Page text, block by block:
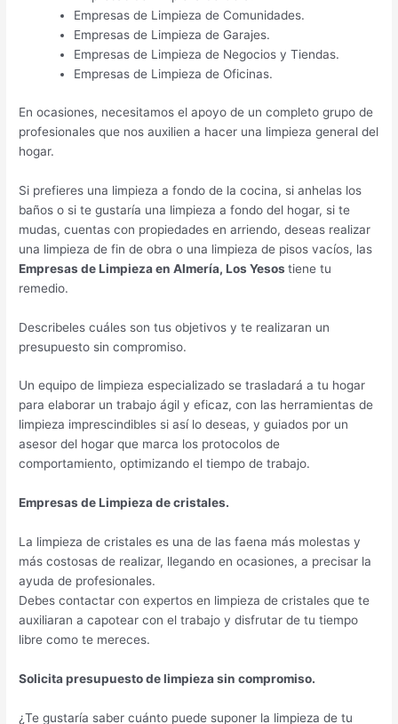
Empresas de Limpieza de Comunidades.
Empresas de Limpieza de Garajes.
Empresas de Limpieza de Negocios y Tiendas.
Empresas de Limpieza de Oficinas.
En ocasiones, necesitamos el apoyo de un completo grupo de
profesionales que nos auxilien a hacer una limpieza general del
hogar.
Si prefieres una limpieza a fondo de la cocina, si anhelas los
baños o si te gustaría una limpieza a fondo del hogar, si te
mudas, cuentas con propiedades en arriendo, deseas realizar
una limpieza de fin de obra o una limpieza de pisos vacíos, las
Empresas de Limpieza en Almería, Los Yesostiene tu
remedio.
Describeles cuáles son tus objetivos y te realizaran un
presupuesto sin compromiso.
Un equipo de limpieza especializado se trasladará a tu hogar
para elaborar un trabajo ágil y eficaz, con las herramientas de
limpieza imprescindibles si así lo deseas, y guiados por un
asesor del hogar que marca los protocolos de
comportamiento, optimizando el tiempo de trabajo.
Empresas de Limpieza de cristales.
La limpieza de cristales es una de las faena más molestas y
más costosas de realizar, llegando en ocasiones, a precisar la
ayuda de profesionales.
Debes contactar con expertos en limpieza de cristales que te
auxiliaran a capotear con el trabajo y disfrutar de tu tiempo
libre como te mereces.
Solicita presupuesto de limpieza sin compromiso.
¿Te gustaría saber cuánto puede suponer la limpieza de tu